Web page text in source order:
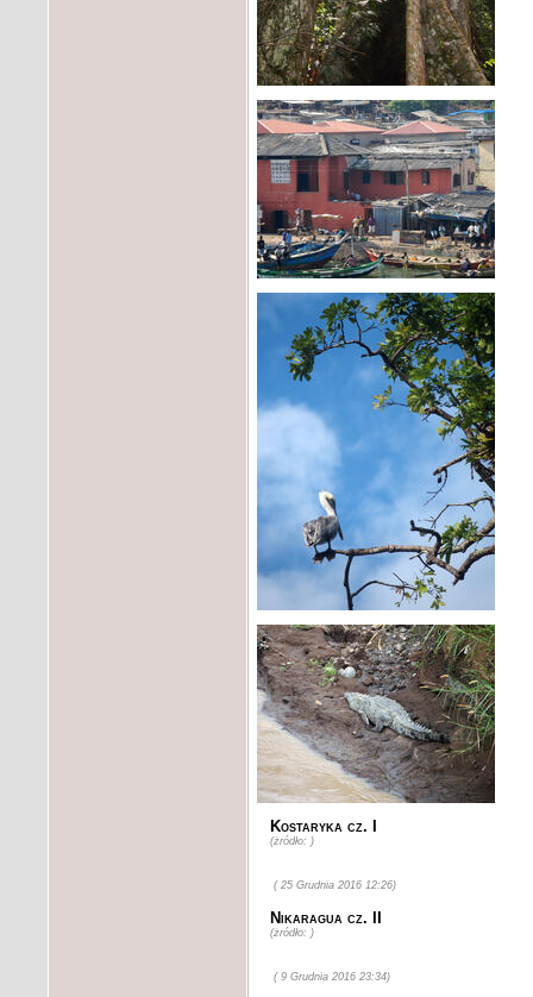
Kostaryka cz. I
(żródło: )
( 25 Grudnia 2016 12:26)
Nikaragua cz. II
(żródło: )
( 9 Grudnia 2016 23:34)